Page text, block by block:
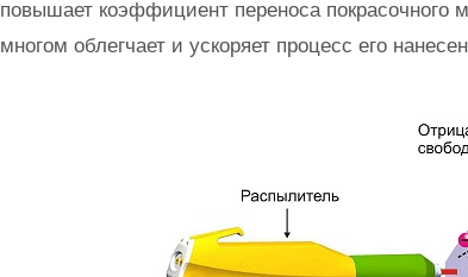
повышает коэффициент переноса покрасочного
многом облегчает и ускоряет процесс его